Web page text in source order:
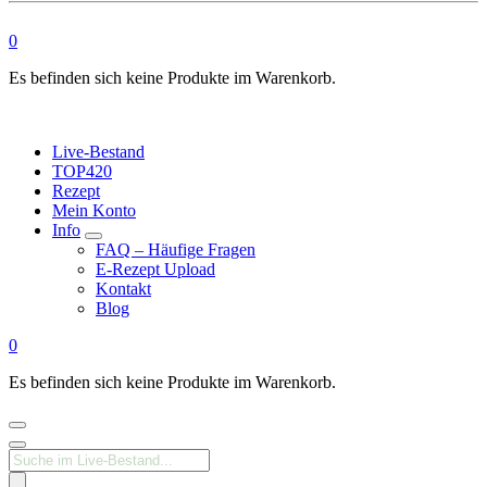
0
Es befinden sich keine Produkte im Warenkorb.
Live-Bestand
TOP420
Rezept
Mein Konto
Info
FAQ – Häufige Fragen
E-Rezept Upload
Kontakt
Blog
0
Es befinden sich keine Produkte im Warenkorb.
Products
search